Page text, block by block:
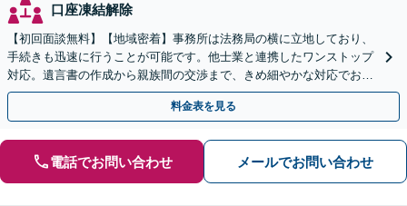
口座凍結解除
【初回面談無料】【地域密着】事務所は法務局の横に立地しており、
手続きも迅速に行うことが可能です。他士業と連携したワンストップ
対応。遺言書の作成から親族間の交渉まで、きめ細やかな対応でお手
伝いいたします。【メール24時間受付】
料金表を見る
電話でお問い合わせ メールでお問い合わせ